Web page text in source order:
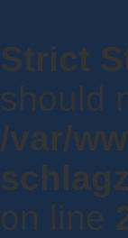
Strict
should
/var/
on line